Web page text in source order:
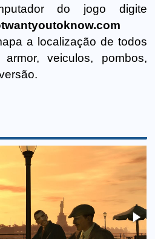
do jogo digite
a localização de todos
veiculos, pombos,